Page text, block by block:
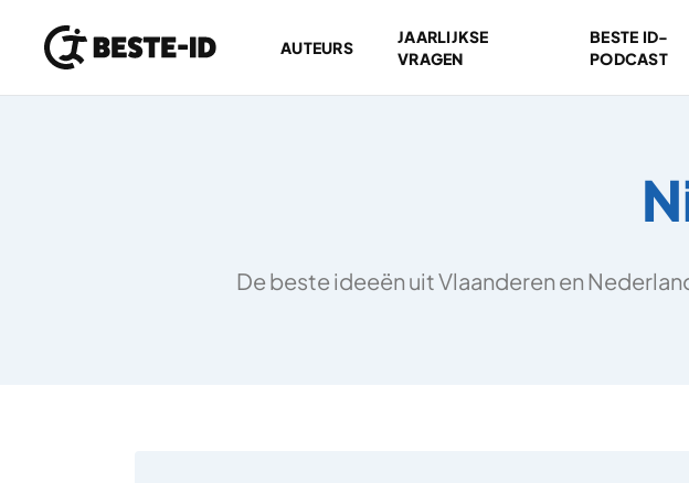
Ga naar inhoud
AUTEURS
JAARLIJKSE
VRAGEN
BESTE ID-
PODCAST
De beste ideeën uit Vlaanderen en